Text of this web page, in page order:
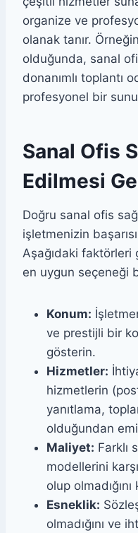
organize ve
olanak tanır.
olduğunda, sanal
donanımlı toplantı
profesyonel bir
Sanal Ofis
Edilmesi
Doğru sanal ofis
işletmenizin
Aşağıdaki
en uygun seçeneği
Konum:
ve prestijli bir
gösterin.
Hizmetler:
hizmetlerin
yanıtlama,
olduğundan
Maliyet: Farklı
modellerini
olup
Esneklik:
olmadığını ve